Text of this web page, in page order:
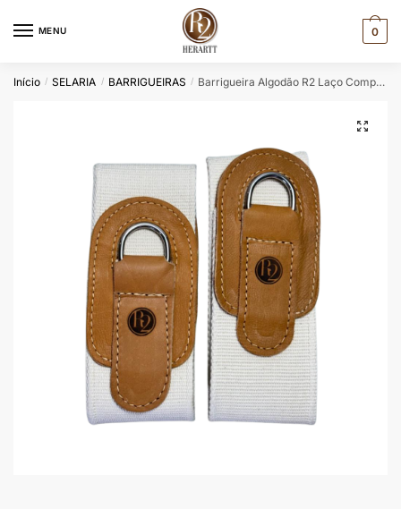
MENU 0
Início / SELARIA / BARRIGUEIRAS / Barrigueira Algodão R2 Laço Comprido Branca/Amarela